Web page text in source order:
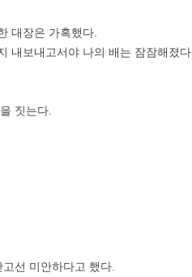
대장은 가혹했다.
내보내고서야 나의 배는 잠잠해졌다.
짓는다.
선 미안하다고 했다.